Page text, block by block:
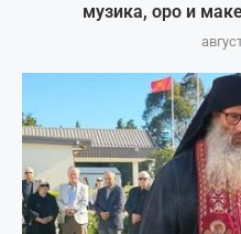
музика, оро и